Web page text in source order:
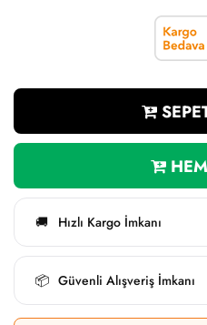
🚚 Hızlı Kargo İmkanı
📦 Güvenli Alışveriş İmkanı